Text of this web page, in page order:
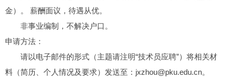
金）。 薪酬面议，待遇从优。
非事业编制，不解决户口。
申请方法：
请以电子邮件的形式（主题请注明“技术员应聘”）将相关材
料（简历、个人情况及要求）发送至：jxzhou@pku.edu.cn。